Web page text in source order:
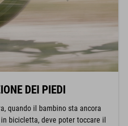
DEI PIEDI
quando il bambino sta ancora
bicicletta, deve poter toccare il